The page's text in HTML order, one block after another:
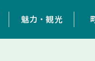
魅力・観光